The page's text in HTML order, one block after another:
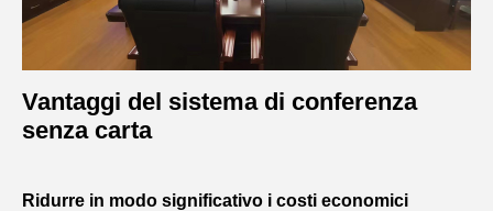
Vantaggi del sistema di conferenza
senza carta
Ridurre in modo significativo i costi economici